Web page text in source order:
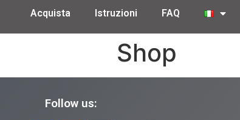
Acquista Istruzioni FAQ
Shop
Follow us: